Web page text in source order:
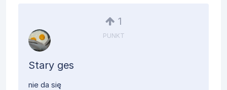
1
PUNKT
Stary ges
nie da się